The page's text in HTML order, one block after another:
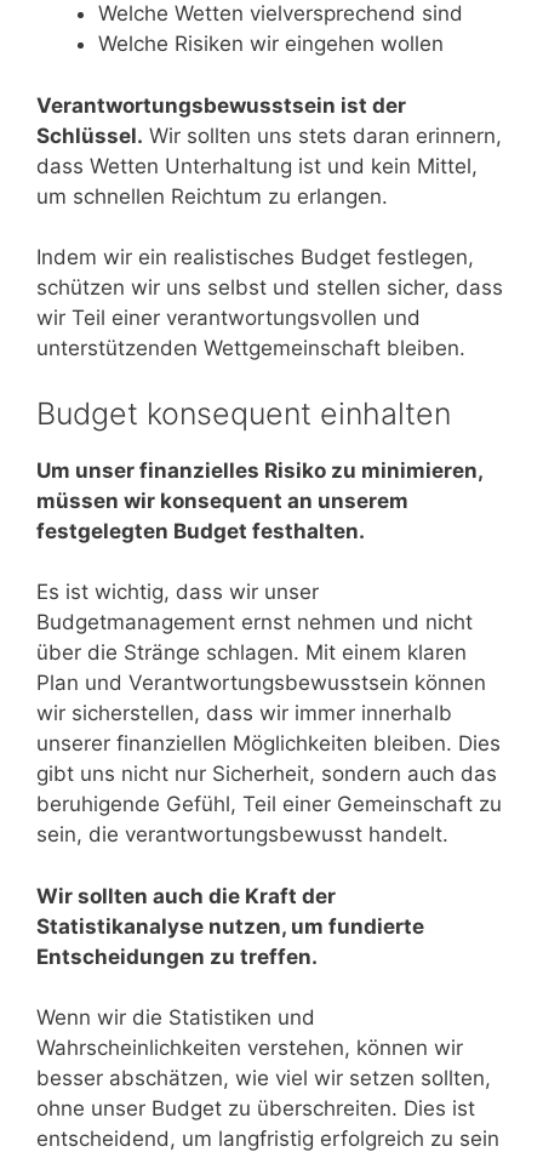
Welche Wetten vielversprechend sind
Welche Risiken wir eingehen wollen
Verantwortungsbewusstsein ist der
Schlüssel. Wir sollten uns stets daran erinnern,
dass Wetten Unterhaltung ist und kein Mittel,
um schnellen Reichtum zu erlangen.
Indem wir ein realistisches Budget festlegen,
schützen wir uns selbst und stellen sicher, dass
wir Teil einer verantwortungsvollen und
unterstützenden Wettgemeinschaft bleiben.
Budget konsequent einhalten
Um unser finanzielles Risiko zu minimieren,
müssen wir konsequent an unserem
festgelegten Budget festhalten.
Es ist wichtig, dass wir unser
Budgetmanagement ernst nehmen und nicht
über die Stränge schlagen. Mit einem klaren
Plan und Verantwortungsbewusstsein können
wir sicherstellen, dass wir immer innerhalb
unserer finanziellen Möglichkeiten bleiben. Dies
gibt uns nicht nur Sicherheit, sondern auch das
beruhigende Gefühl, Teil einer Gemeinschaft zu
sein, die verantwortungsbewusst handelt.
Wir sollten auch die Kraft der
Statistikanalyse nutzen, um fundierte
Entscheidungen zu treffen.
Wenn wir die Statistiken und
Wahrscheinlichkeiten verstehen, können wir
besser abschätzen, wie viel wir setzen sollten,
ohne unser Budget zu überschreiten. Dies ist
entscheidend, um langfristig erfolgreich zu sein